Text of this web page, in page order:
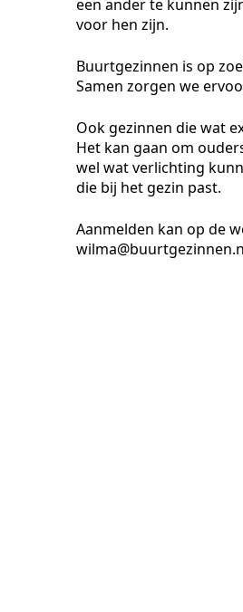
een ander te kunnen
voor hen zijn.
Buurtgezinnen is op
Samen zorgen we
Ook gezinnen die wat
Het kan gaan om
wel wat verlichting
die bij het gezin past.
Aanmelden kan op de